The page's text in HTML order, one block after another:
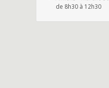
de 8h30 à 12h30